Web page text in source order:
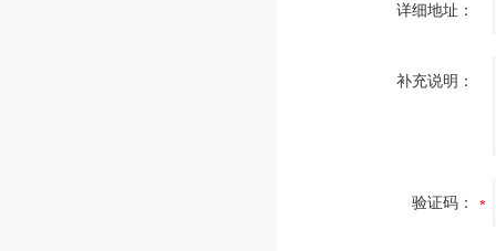
详细地址：
补充说明：
验证码：